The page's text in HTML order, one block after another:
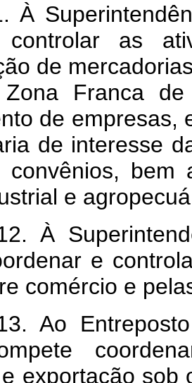
À
as
de
Franca
de empresas,
de interesse
convênios, bem
e
À
e
comércio e
Ao
exportação